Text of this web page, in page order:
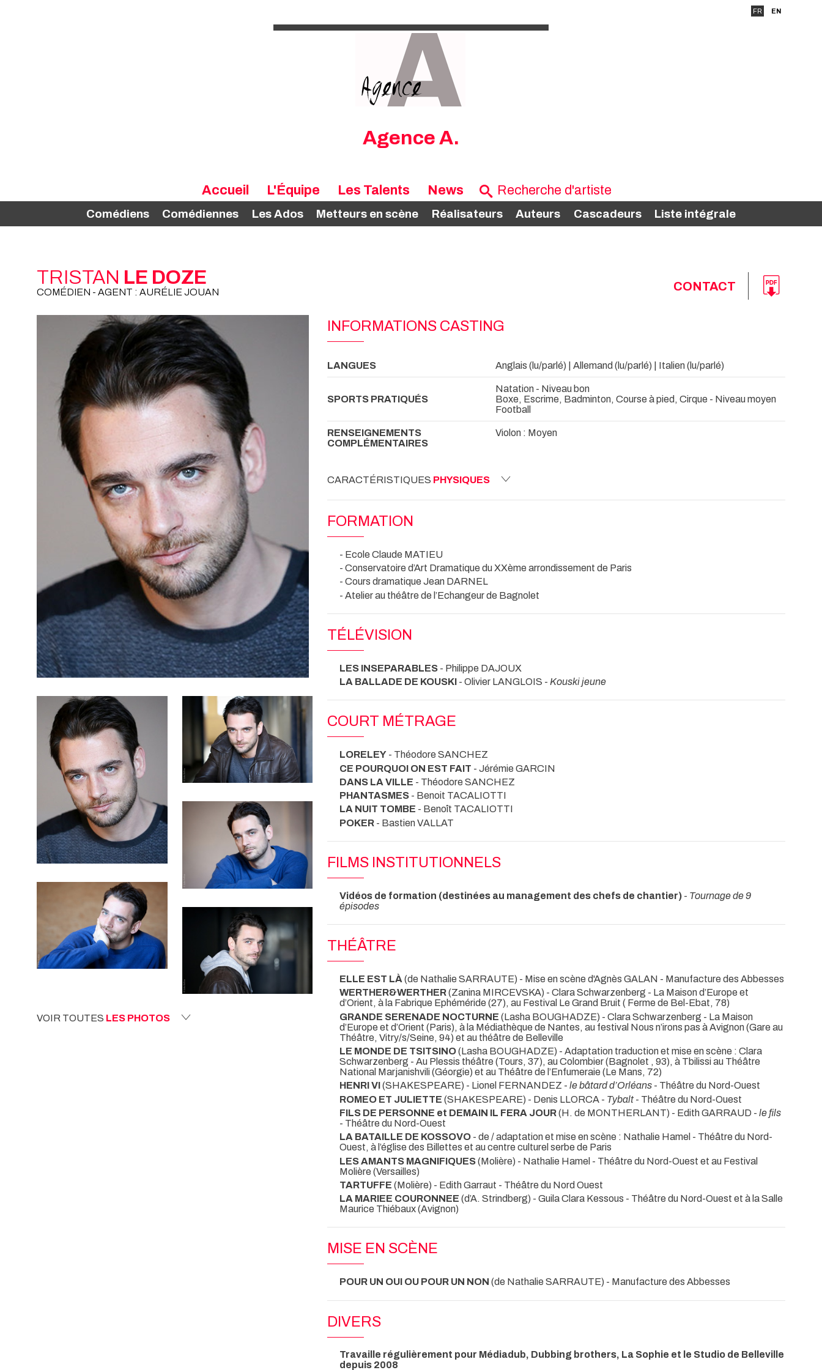
FR EN
Agence A.
Accueil L'Équipe Les Talents
Comédiens Comédiennes Les Ados Metteurs en scène Réalisateurs Auteurs Cascadeurs Liste intégrale
News
TRISTAN LE DOZE
COMÉDIEN - AGENT : AURÉLIE JOUAN CONTACT
VOIR TOUTES LES PHOTOS
INFORMATIONS CASTING
LANGUES Anglais (lu/parlé) | Allemand (lu/parlé) | Italien (lu/parlé)
SPORTS PRATIQUÉS
Natation - Niveau bon
Boxe, Escrime, Badminton, Course à pied, Cirque - Niveau moyen
Football
RENSEIGNEMENTS
COMPLÉMENTAIRES
Violon : Moyen
CARACTÉRISTIQUES PHYSIQUES
FORMATION
- Ecole Claude MATIEU
- Conservatoire d’Art Dramatique du XXème arrondissement de Paris
- Cours dramatique Jean DARNEL
- Atelier au théâtre de l’Echangeur de Bagnolet
TÉLÉVISION
LES INSEPARABLES - Philippe DAJOUX
LA BALLADE DE KOUSKI - Olivier LANGLOIS - Kouski jeune
COURT MÉTRAGE
LORELEY - Théodore SANCHEZ
CE POURQUOI ON EST FAIT - Jérémie GARCIN
DANS LA VILLE - Théodore SANCHEZ
PHANTASMES - Benoit TACALIOTTI
LA NUIT TOMBE - Benoît TACALIOTTI
POKER - Bastien VALLAT
FILMS INSTITUTIONNELS
Vidéos de formation (destinées au management des chefs de chantier) - Tournage de 9
épisodes
THÉÂTRE
ELLE EST LÀ (de Nathalie SARRAUTE) - Mise en scène d'Agnès GALAN - Manufacture des Abbesses
WERTHER&WERTHER(Zanina MIRCEVSKA) - Clara Schwarzenberg - La Maison d’Europe et
d’Orient, à la Fabrique Ephéméride (27), au Festival Le Grand Bruit ( Ferme de Bel-Ebat, 78)
GRANDE SERENADE NOCTURNE (Lasha BOUGHADZE) - Clara Schwarzenberg - La Maison
d’Europe et d’Orient (Paris), à la Médiathèque de Nantes, au festival Nous n’irons pas à Avignon (Gare au
Théâtre, Vitry/s/Seine, 94) et au théâtre de Belleville
LE MONDE DE TSITSINO(Lasha BOUGHADZE) - Adaptation traduction et mise en scène : Clara
Schwarzenberg - Au Plessis théâtre (Tours, 37), au Colombier (Bagnolet , 93), à Tbilissi au Théâtre
National Marjanishvili (Géorgie) et au Théâtre de l’Enfumeraie (Le Mans, 72)
HENRI VI(SHAKESPEARE) - Lionel FERNANDEZ - le bâtard d’Orléans - Théâtre du Nord-Ouest
ROMEO ET JULIETTE (SHAKESPEARE) - Denis LLORCA - Tybalt - Théâtre du Nord-Ouest
FILS DE PERSONNE et DEMAIN IL FERA JOUR(H. de MONTHERLANT) - Edith GARRAUD - le fils
- Théâtre du Nord-Ouest
LA BATAILLE DE KOSSOVO - de / adaptation et mise en scène : Nathalie Hamel - Théâtre du Nord-
Ouest, à l’église des Billettes et au centre culturel serbe de Paris
LES AMANTS MAGNIFIQUES(Molière) - Nathalie Hamel - Théâtre du Nord-Ouest et au Festival
Molière (Versailles)
TARTUFFE (Molière) - Edith Garraut - Théâtre du Nord Ouest
LA MARIEE COURONNEE (d’A. Strindberg) - Guila Clara Kessous - Théâtre du Nord-Ouest et à la Salle
Maurice Thiébaux (Avignon)
MISE EN SCÈNE
POUR UN OUI OU POUR UN NON (de Nathalie SARRAUTE) - Manufacture des Abbesses
DIVERS
Travaille régulièrement pour Médiadub, Dubbing brothers, La Sophie et le Studio de Belleville
depuis 2008